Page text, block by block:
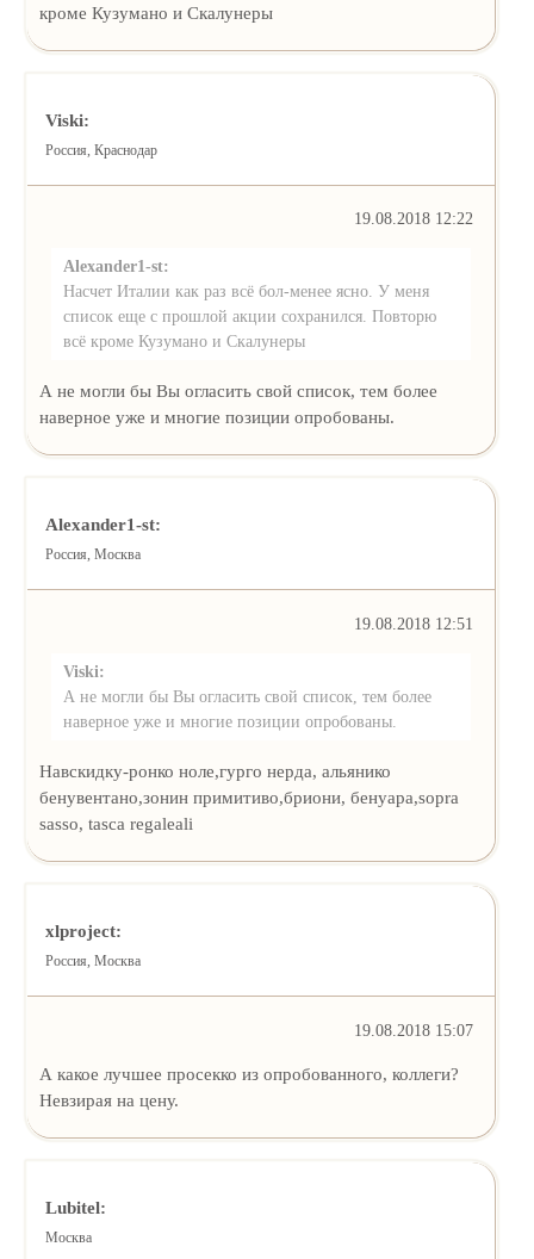
кроме Кузумано и Скалунеры
Viski:
Россия, Краснодар
19.08.2018 12:22
Alexander1-st:
Насчет Италии как раз всё бол-менее ясно. У меня
список еще с прошлой акции сохранился. Повторю
всё кроме Кузумано и Скалунеры
А не могли бы Вы огласить свой список, тем более
наверное уже и многие позиции опробованы.
Alexander1-st:
Россия, Москва
19.08.2018 12:51
Viski:
А не могли бы Вы огласить свой список, тем более
наверное уже и многие позиции опробованы.
Навскидку-ронко ноле,гурго нерда, альянико
бенувентано,зонин примитиво,бриони, бенуара,sopra
sasso, tasca regaleali
xlproject:
Россия, Москва
19.08.2018 15:07
А какое лучшее просекко из опробованного, коллеги?
Невзирая на цену.
Lubitel:
Москва